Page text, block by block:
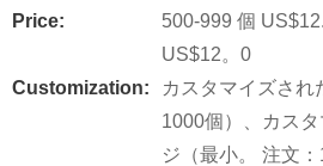
Price:
500-999 個
US$12。0
Customization:
カスタマイズされ
1000個）、カス
ジ（最小。 注文